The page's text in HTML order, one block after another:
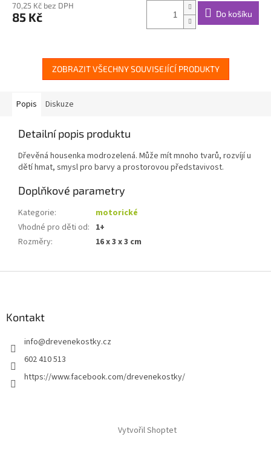
produktu
je
70,25 Kč bez DPH
85 Kč Do košíku
ZOBRAZIT VŠECHNY SOUVISEJÍCÍ PRODUKTY
Popis Diskuze
Detailní popis produktu
Dřevěná housenka modrozelená. Může mít mnoho tvarů, rozvíjí u
dětí hmat, smysl pro barvy a prostorovou představivost.
Doplňkové parametry
Kategorie:
motorické
Vhodné pro děti od: 1+
Rozměry: 16 x 3 x 3 cm
Kontakt
info@drevenekostky.cz
602 410 513
https://www.facebook.com/drevenekostky/
Vytvořil Shoptet